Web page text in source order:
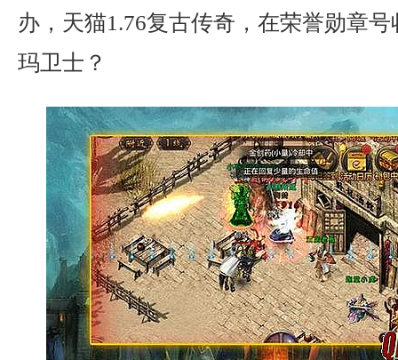
办，天猫1.76复古传奇，在荣誉勋章
玛卫士？